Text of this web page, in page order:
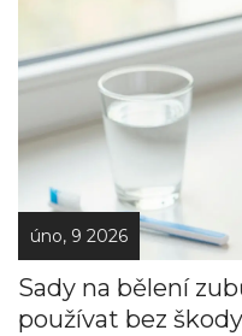
úno, 9 2026
Sady na bělení
používat bez